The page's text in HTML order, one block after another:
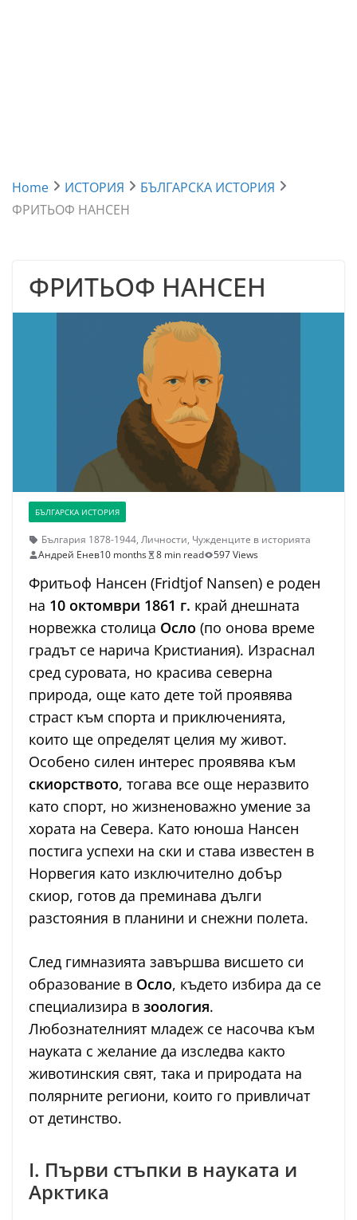
Home ИСТОРИЯ
БЪЛГАРСКА ИСТОРИЯ
ФРИТЬОФ НАНСЕН
ФРИТЬОФ НАНСЕН
БЪЛГАРСКА ИСТОРИЯ
България 1878-1944, Личности, Чужденците в историята
Андрей Енев10 months 8 min read 597 Views
Фритьоф Нансен (Fridtjof Nansen) е роден
на 10 октомври 1861 г. край днешната
норвежка столица Осло (по онова време
градът се нарича Кристиания). Израснал
сред суровата, но красива северна
природа, още като дете той проявява
страст към спорта и приключенията,
които ще определят целия му живот.
Особено силен интерес проявява към
скиорството, тогава все още неразвито
като спорт, но жизненоважно умение за
хората на Севера. Като юноша Нансен
постига успехи на ски и става известен в
Норвегия като изключително добър
скиор, готов да преминава дълги
разстояния в планини и снежни полета.
След гимназията завършва висшето си
образование в Осло, където избира да се
специализира в зоология.
Любознателният младеж се насочва към
науката с желание да изследва както
животинския свят, така и природата на
полярните региони, които го привличат
от детинство.
I. Първи стъпки в науката и
Арктика